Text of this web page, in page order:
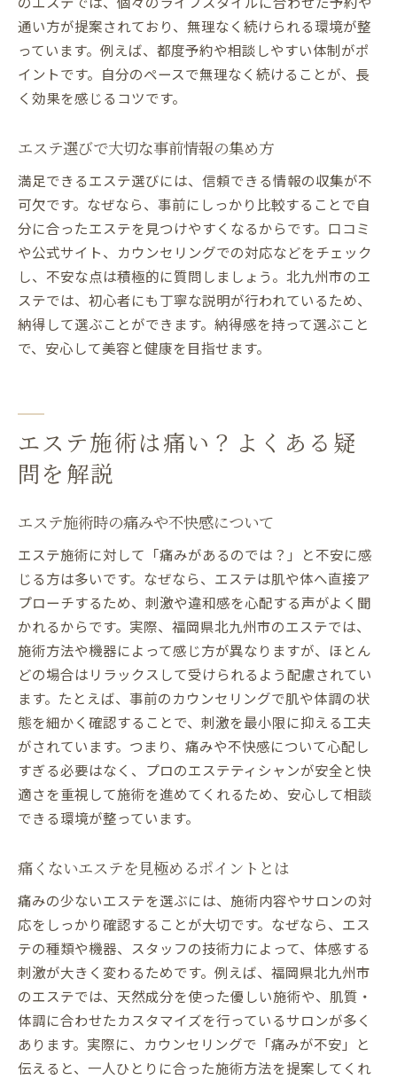
通い方が提案されており、無理なく続けられる環境が整
っています。例えば、都度予約や相談しやすい体制がポ
イントです。自分のペースで無理なく続けることが、長
く効果を感じるコツです。
エステ選びで大切な事前情報の集め方
満足できるエステ選びには、信頼できる情報の収集が不
可欠です。なぜなら、事前にしっかり比較することで自
分に合ったエステを見つけやすくなるからです。口コミ
や公式サイト、カウンセリングでの対応などをチェック
し、不安な点は積極的に質問しましょう。北九州市のエ
ステでは、初心者にも丁寧な説明が行われているため、
納得して選ぶことができます。納得感を持って選ぶこと
で、安心して美容と健康を目指せます。
エステ施術は痛い？よくある疑
問を解説
エステ施術時の痛みや不快感について
エステ施術に対して「痛みがあるのでは？」と不安に感
じる方は多いです。なぜなら、エステは肌や体へ直接ア
プローチするため、刺激や違和感を心配する声がよく聞
かれるからです。実際、福岡県北九州市のエステでは、
施術方法や機器によって感じ方が異なりますが、ほとん
どの場合はリラックスして受けられるよう配慮されてい
ます。たとえば、事前のカウンセリングで肌や体調の状
態を細かく確認することで、刺激を最小限に抑える工夫
がされています。つまり、痛みや不快感について心配し
すぎる必要はなく、プロのエステティシャンが安全と快
適さを重視して施術を進めてくれるため、安心して相談
できる環境が整っています。
痛くないエステを見極めるポイントとは
痛みの少ないエステを選ぶには、施術内容やサロンの対
応をしっかり確認することが大切です。なぜなら、エス
テの種類や機器、スタッフの技術力によって、体感する
刺激が大きく変わるためです。例えば、福岡県北九州市
のエステでは、天然成分を使った優しい施術や、肌質・
体調に合わせたカスタマイズを行っているサロンが多く
あります。実際に、カウンセリングで「痛みが不安」と
伝えると、一人ひとりに合った施術方法を提案してくれ